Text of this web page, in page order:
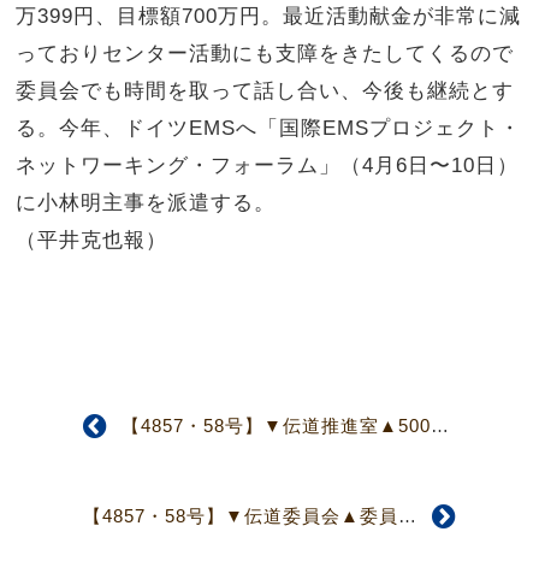
万399円、目標額700万円。最近活動献金が非常に減
っておりセンター活動にも支障をきたしてくるので
委員会でも時間を取って話し合い、今後も継続とす
る。今年、ドイツEMSへ「国際EMSプロジェクト・
ネットワーキング・フォーラム」（4月6日〜10日）
に小林明主事を派遣する。
（平井克也報）
【4857・58号】▼伝道推進室▲500周年事業、伝道対策検討委 との連携を確認
【4857・58号】▼伝道委員会▲委員による発題を委員会毎に